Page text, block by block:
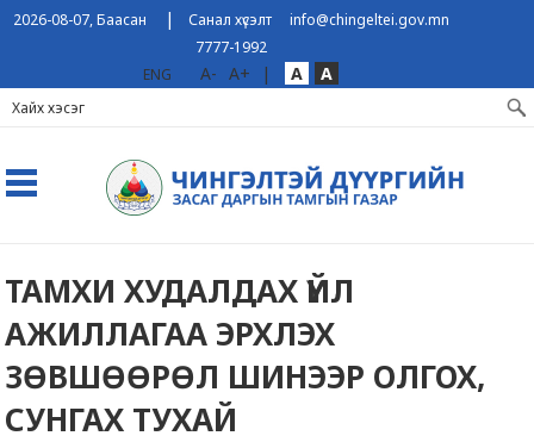
2026-08-07, Баасан |Санал хүсэлт
info@chingeltei.gov.mn
7777-1992
ENG
A- A+ | A A
ТАМХИ ХУДАЛДАХ ҮЙЛ
АЖИЛЛАГАА ЭРХЛЭХ
ЗӨВШӨӨРӨЛ ШИНЭЭР ОЛГОХ,
СУНГАХ ТУХАЙ